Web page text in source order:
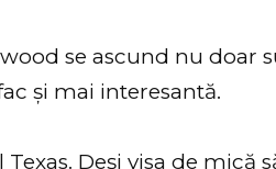
se ascund nu doar
și mai interesantă.
Deși visa de mică